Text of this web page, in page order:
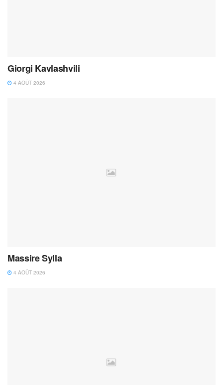
Giorgi Kavlashvili
4 AOÛT 2026
Massire Sylla
4 AOÛT 2026